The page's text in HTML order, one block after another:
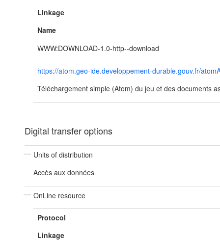
Linkage
Name
WWW:DOWNLOAD-1.0-http--download
https://atom.geo-ide.developpement-durable.gouv.fr/
Téléchargement simple (Atom) du jeu et des documents
Digital transfer options
Units of distribution
Accès aux données
OnLine resource
Protocol
Linkage